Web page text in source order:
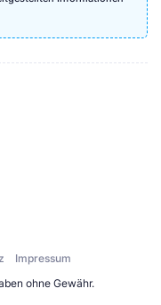
ohne Gewähr.
Impressum